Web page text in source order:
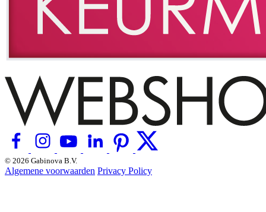
© 2026 Gabinova B.V.
Algemene voorwaarden Privacy Policy